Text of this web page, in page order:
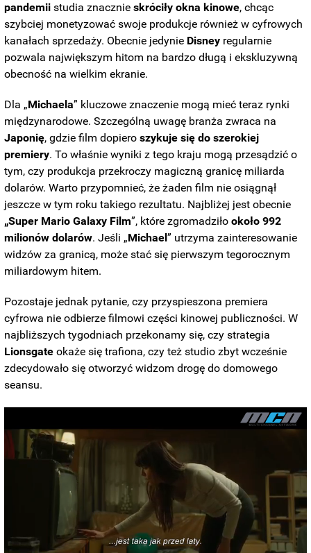
pandemii studia znacznieskróciły okna kinowe, chcąc
szybciej monetyzować swoje produkcje również w cyfrowych
kanałach sprzedaży. Obecnie jedynie Disney regularnie
pozwala największym hitom na bardzo długą i ekskluzywną
obecność na wielkim ekranie.
Dla „Michaela” kluczowe znaczenie mogą mieć teraz rynki
międzynarodowe. Szczególną uwagę branża zwraca na
Japonię, gdzie film dopieroszykuje się do szerokiej
premiery. To właśnie wyniki z tego kraju mogą przesądzić o
tym, czy produkcja przekroczy magiczną granicę miliarda
dolarów. Warto przypomnieć, że żaden film nie osiągnął
jeszcze w tym roku takiego rezultatu. Najbliżej jest obecnie
„Super Mario Galaxy Film”, które zgromadziłookoło 992
milionów dolarów. Jeśli „Michael” utrzyma zainteresowanie
widzów za granicą, może stać się pierwszym tegorocznym
miliardowym hitem.
Pozostaje jednak pytanie, czy przyspieszona premiera
cyfrowa nie odbierze filmowi części kinowej publiczności. W
najbliższych tygodniach przekonamy się, czy strategia
Lionsgate okaże się trafiona, czy też studio zbyt wcześnie
zdecydowało się otworzyć widzom drogę do domowego
seansu.